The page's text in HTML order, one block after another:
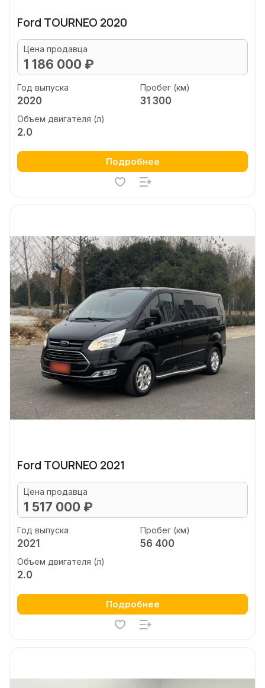
Ford TOURNEO 2020
Цена продавца
1 186 000 ₽
Год выпуска
2020
Пробег (км)
31 300
Объем двигателя (л)
2.0
Подробнее
Ford TOURNEO 2021
Цена продавца
1 517 000 ₽
Год выпуска
2021
Пробег (км)
56 400
Объем двигателя (л)
2.0
Подробнее